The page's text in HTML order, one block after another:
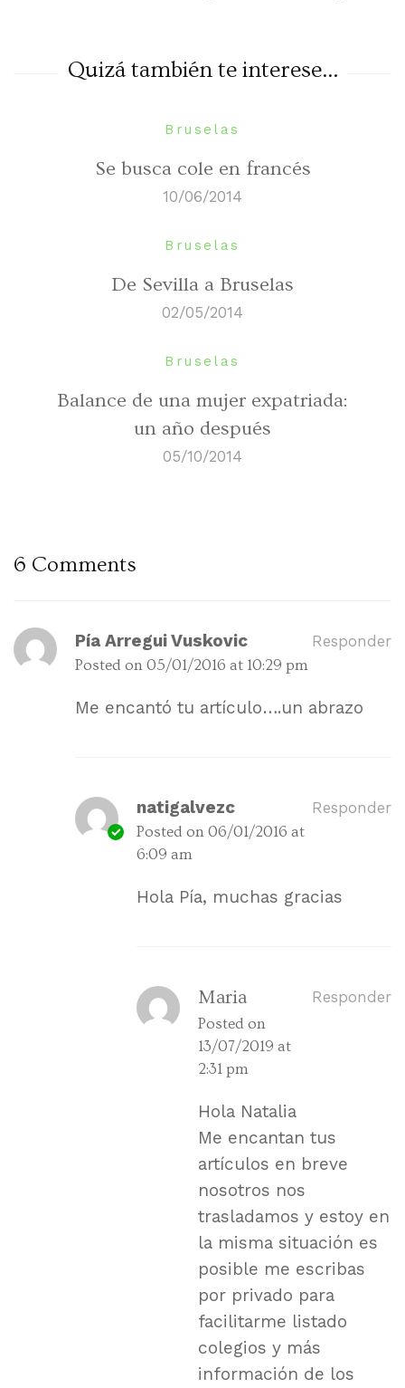
Quizá también te interese...
Bruselas
Se busca cole en francés
10/06/2014
Bruselas
De Sevilla a Bruselas
02/05/2014
Bruselas
Balance de una mujer expatriada:
un año después
05/10/2014
6 Comments
Pía Arregui Vuskovic
Posted on 05/01/2016 at 10:29 pm
Responder
Me encantó tu artículo….un abrazo
natigalvezc
Posted on 06/01/2016 at
6:09 am
Responder
Hola Pía, muchas gracias
Maria
Posted on
13/07/2019 at
2:31 pm
Responder
Hola Natalia
Me encantan tus
artículos en breve
nosotros nos
trasladamos y estoy en
la misma situación es
posible me escribas
por privado para
facilitarme listado
colegios y más
información de los